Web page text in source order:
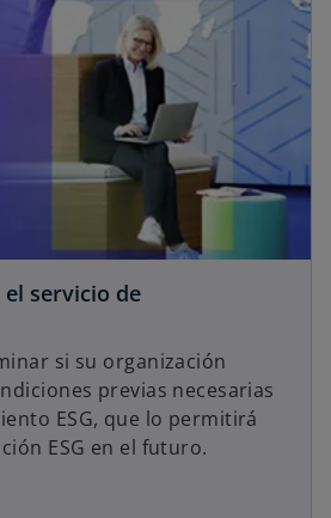
el servicio de
si su organización
previas necesarias
ESG, que lo permitirá
ESG en el futuro.